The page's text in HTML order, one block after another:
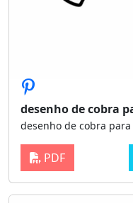
desenho de cobra
desenho de cobra
PDF